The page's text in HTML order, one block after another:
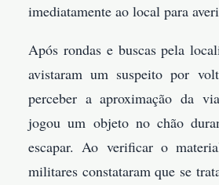
imediatamente ao local para
Após rondas e buscas pela
avistaram um suspeito por
perceber a aproximação da
jogou um objeto no chão
escapar. Ao verificar o
militares constataram que se